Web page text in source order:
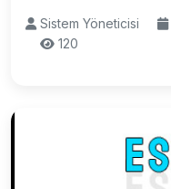
Sistem Yöneticisi
120